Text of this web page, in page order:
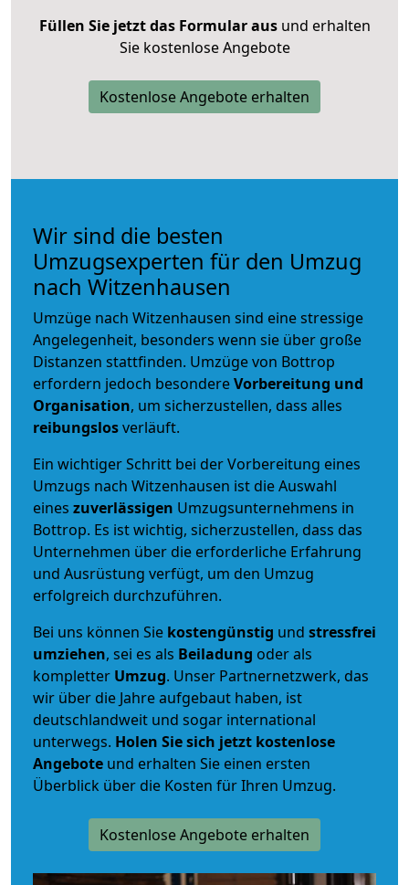
Füllen Sie jetzt das Formular ausund erhalten
Sie kostenlose Angebote
Kostenlose Angebote erhalten
Wir sind die besten
Umzugsexperten für den Umzug
nach Witzenhausen
Umzüge nach Witzenhausen sind eine stressige
Angelegenheit, besonders wenn sie über große
Distanzen stattfinden. Umzüge von Bottrop
erfordern jedoch besondereVorbereitung und
Organisation, um sicherzustellen, dass alles
reibungslosverläuft.
Ein wichtiger Schritt bei der Vorbereitung eines
Umzugs nach Witzenhausen ist die Auswahl
eines zuverlässigen Umzugsunternehmens in
Bottrop. Es ist wichtig, sicherzustellen, dass das
Unternehmen über die erforderliche Erfahrung
und Ausrüstung verfügt, um den Umzug
erfolgreich durchzuführen.
Bei uns können Sie kostengünstig und stressfrei
umziehen, sei es als Beiladung oder als
kompletter Umzug. Unser Partnernetzwerk, das
wir über die Jahre aufgebaut haben, ist
deutschlandweit und sogar international
unterwegs. Holen Sie sich jetzt kostenlose
Angebote und erhalten Sie einen ersten
Überblick über die Kosten für Ihren Umzug.
Kostenlose Angebote erhalten